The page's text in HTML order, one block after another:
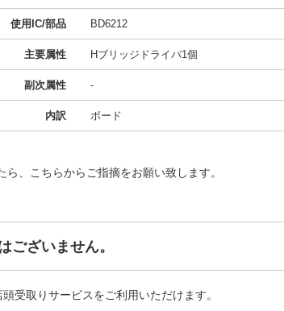
使用IC/部品 BD6212
主要属性 Hブリッジドライバ1個
副次属性 -
内訳 ボード
、こちらからご指摘をお願い致します。
ございません。
受取りサービスをご利用いただけます。